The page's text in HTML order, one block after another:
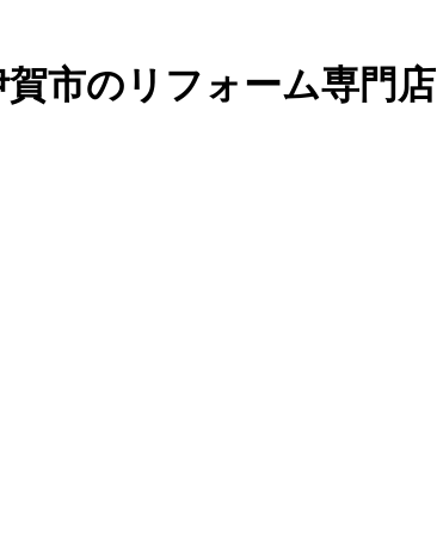
市のリフォーム専門店